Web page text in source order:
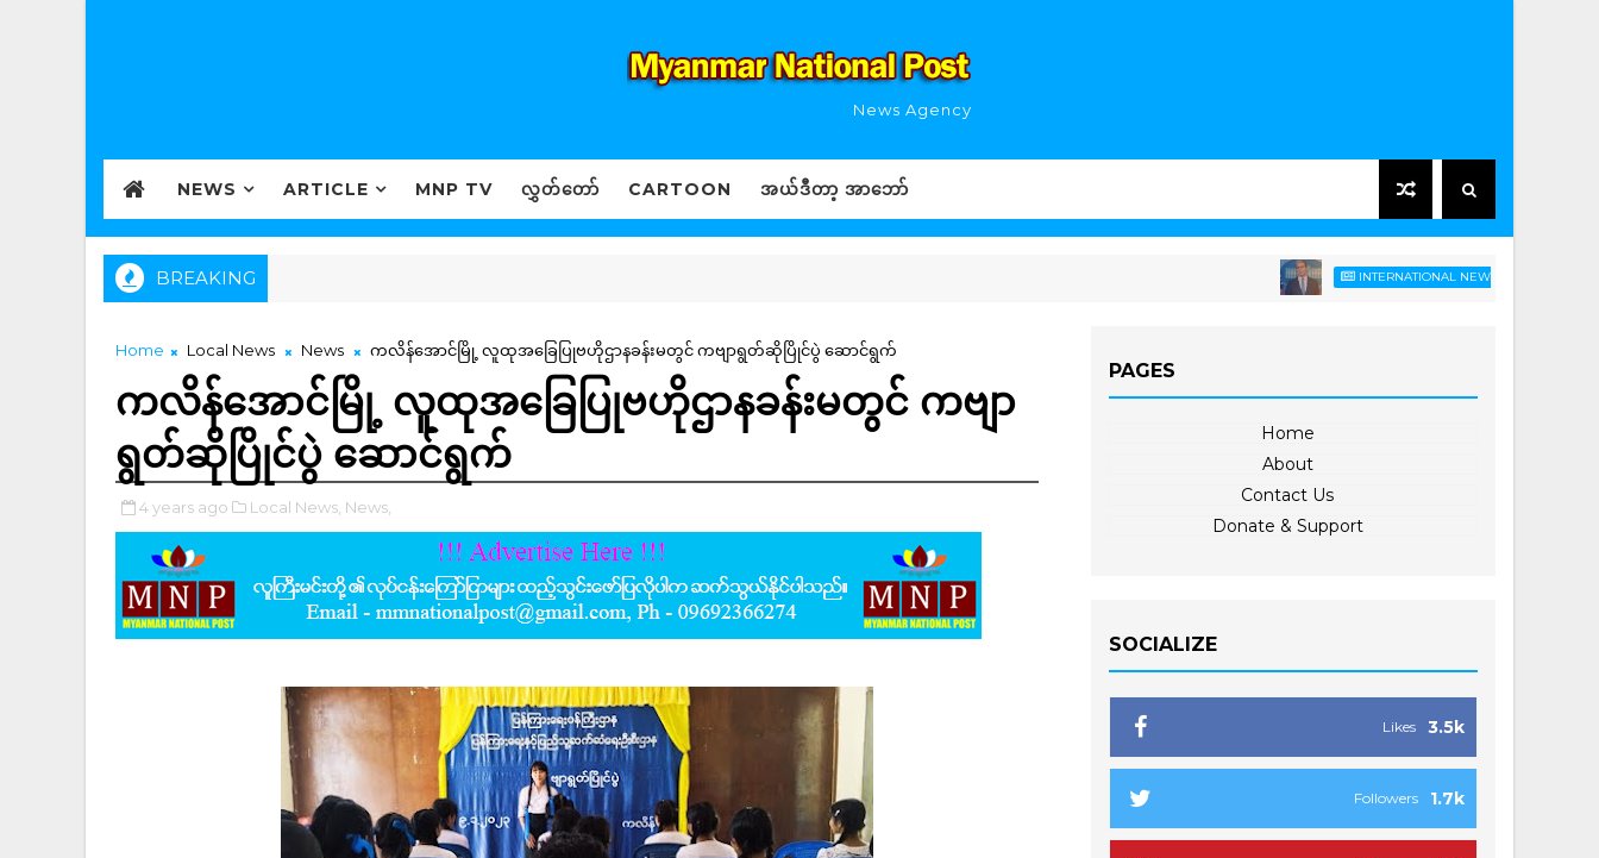
News Agency
NEWS ARTICLE MNP TV လွှတ်တော် CARTOON အယ်ဒီတာ့ အာဘော်
BREAKING INTERNATIONAL NEWS ကုန်ဈေးနှုန်းတက်
Home Local News News ကလိန်အောင်မြို့ လူထုအခြေပြုဗဟိုဌာနခန်းမတွင် ကဗျာရွတ်ဆိုပြိုင်ပွဲ ဆောင်ရွက်
ကလိန်အောင်မြို့ လူထုအခြေပြုဗဟိုဌာနခန်းမတွင် ကဗျာ
ရွတ်ဆိုပြိုင်ပွဲ ဆောင်ရွက်
4 years ago Local News, News,
PAGES
Home
About
Contact Us
Donate & Support
SOCIALIZE
3.5k
Likes
1.7k
Followers